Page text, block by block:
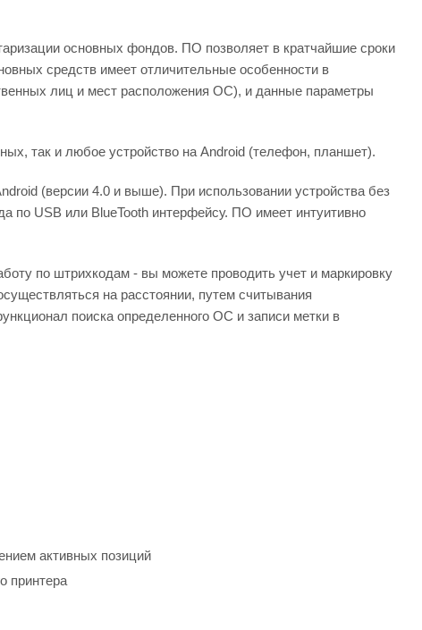
основных фондов. ПО позволяет в кратчайшие сроки
средств имеет отличительные особенности в
лиц и мест расположения ОС), и данные параметры
так и любое устройство на Android (телефон, планшет).
(версии 4.0 и выше). При использовании устройства без
по USB или BlueTooth интерфейсу. ПО имеет интуитивно
по штрихкодам - вы можете проводить учет и маркировку
на расстоянии, путем считывания
поиска определенного ОС и записи метки в
активных позиций
принтера